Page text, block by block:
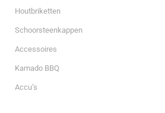
Houtbriketten
Schoorsteenkappen
Accessoires
Kamado BBQ
Accu’s